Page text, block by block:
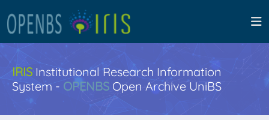
IRISInstitutional Research Information
System - OPENBS Open Archive UniBS